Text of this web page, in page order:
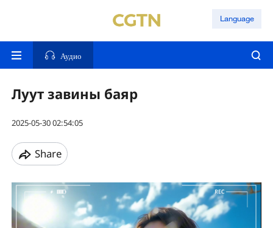
Language
Аудио
Луут завины баяр
2025-05-30 02:54:05
Share